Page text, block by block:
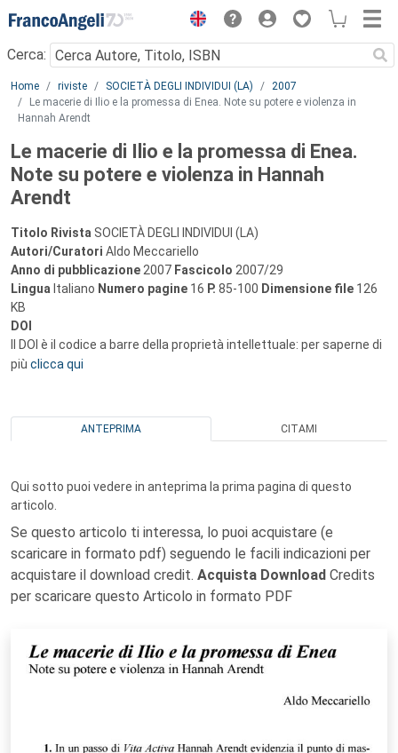
Menu
Cerca:
Main content
Home riviste SOCIETÀ DEGLI INDIVIDUI (LA)
2007
Le macerie di Ilio e la promessa di Enea. Note su potere e violenza in
Hannah Arendt
Le macerie di Ilio e la promessa di Enea.
Note su potere e violenza in Hannah
Arendt
Titolo Rivista SOCIETÀ DEGLI INDIVIDUI (LA)
Autori/Curatori Aldo Meccariello
Anno di pubblicazione 2007 Fascicolo 2007/29
Lingua Italiano Numero pagine 16 P. 85-100 Dimensione file 126
KB
DOI
Il DOI è il codice a barre della proprietà intellettuale: per saperne di
più clicca qui
ANTEPRIMA CITAMI
Qui sotto puoi vedere in anteprima la prima pagina di questo
articolo.
Se questo articolo ti interessa, lo puoi acquistare (e
scaricare in formato pdf) seguendo le facili indicazioni per
acquistare il download credit. Acquista Download Credits
per scaricare questo Articolo in formato PDF